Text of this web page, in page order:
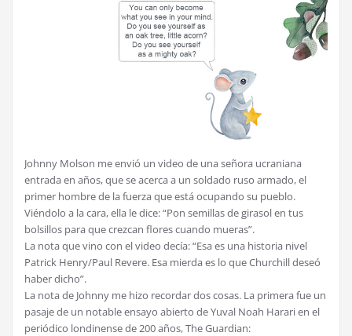
Johnny Molson me envió un video de una señora ucraniana
entrada en años, que se acerca a un soldado ruso armado, el
primer hombre de la fuerza que está ocupando su pueblo.
Viéndolo a la cara, ella le dice: “Pon semillas de girasol en tus
bolsillos para que crezcan flores cuando mueras”.
La nota que vino con el video decía: “Esa es una historia nivel
Patrick Henry/Paul Revere. Esa mierda es lo que Churchill deseó
haber dicho”.
La nota de Johnny me hizo recordar dos cosas. La primera fue un
pasaje de un notable ensayo abierto de Yuval Noah Harari en el
periódico londinense de 200 años, The Guardian: